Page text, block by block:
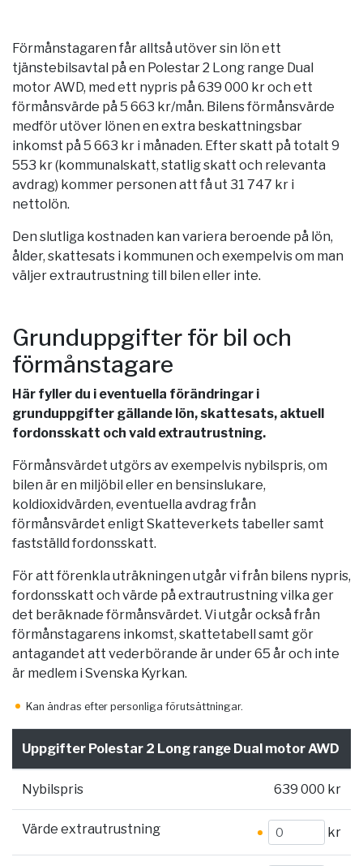
Förmånstagaren får alltså utöver sin lön ett
tjänstebilsavtal på en Polestar 2 Long range Dual
motor AWD, med ett nypris på 639 000 kr och ett
förmånsvärde på 5 663 kr/mån. Bilens förmånsvärde
medför utöver lönen en extra beskattningsbar
inkomst på 5 663 kr i månaden. Efter skatt på totalt 9
553 kr (kommunalskatt, statlig skatt och relevanta
avdrag) kommer personen att få ut 31 747 kr i
nettolön.
Den slutliga kostnaden kan variera beroende på lön,
ålder, skattesats i kommunen och exempelvis om man
väljer extrautrustning till bilen eller inte.
Grunduppgifter för bil och
förmånstagare
Här fyller du i eventuella förändringar i
grunduppgifter gällande lön, skattesats, aktuell
fordonsskatt och vald extrautrustning.
Förmånsvärdet utgörs av exempelvis nybilspris, om
bilen är en miljöbil eller en bensinslukare,
koldioxidvärden, eventuella avdrag från
förmånsvärdet enligt Skatteverkets tabeller samt
fastställd fordonsskatt.
För att förenkla uträkningen utgår vi från bilens nypris,
fordonsskatt och värde på extrautrustning vilka ger
det beräknade förmånsvärdet. Vi utgår också från
förmånstagarens inkomst, skattetabell samt gör
antagandet att vederbörande är under 65 år och inte
är medlem i Svenska Kyrkan.
Kan ändras efter personliga förutsättningar.
Uppgifter Polestar 2 Long range Dual motor AWD
Nybilspris 639 000 kr
Värde extrautrustning kr